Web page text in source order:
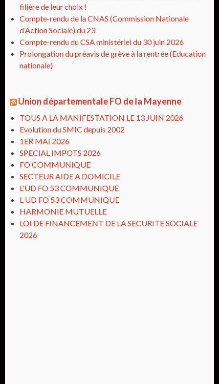
filière de leur choix !
Compte-rendu de la CNAS (Commission Nationale
d’Action Sociale) du 23
Compte-rendu du CSA ministériel du 30 juin 2026
Prolongation du préavis de grève à la rentrée (Education
nationale)
Union départementale FO de la Mayenne
TOUS A LA MANIFESTATION LE 13 JUIN 2026
Evolution du SMIC depuis 2002
1ER MAI 2026
SPECIAL IMPOTS 2026
FO COMMUNIQUE
SECTEUR AIDE A DOMICILE
L'UD FO 53 COMMUNIQUE
L UD FO 53 COMMUNIQUE
HARMONIE MUTUELLE
LOI DE FINANCEMENT DE LA SECURITE SOCIALE
2026